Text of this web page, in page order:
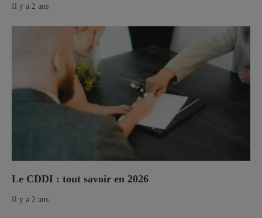
Il y a 2 ans
Le CDDI : tout savoir en 2026
Il y a 2 ans